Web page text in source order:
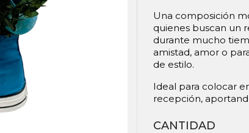
Una composición
quienes buscan un
durante mucho
amistad, amor o
de estilo.
Ideal para colocar
recepción,
CANTIDAD